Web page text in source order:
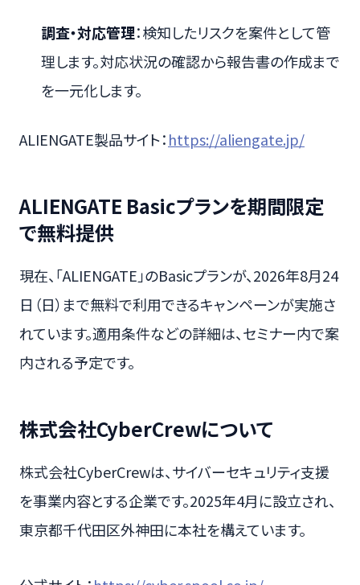
調査・対応管理：検知したリスクを案件として管
理します。対応状況の確認から報告書の作成まで
を一元化します。
ALIENGATE製品サイト：https://aliengate.jp/
ALIENGATE Basicプランを期間限定
で無料提供
現在、「ALIENGATE」のBasicプランが、2026年8月24
日（日）まで無料で利用できるキャンペーンが実施さ
れています。適用条件などの詳細は、セミナー内で案
内される予定です。
株式会社CyberCrewについて
株式会社CyberCrewは、サイバーセキュリティ支援
を事業内容とする企業です。2025年4月に設立され、
東京都千代田区外神田に本社を構えています。